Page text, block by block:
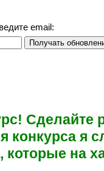
email:
Сделайте
конкурса я
на